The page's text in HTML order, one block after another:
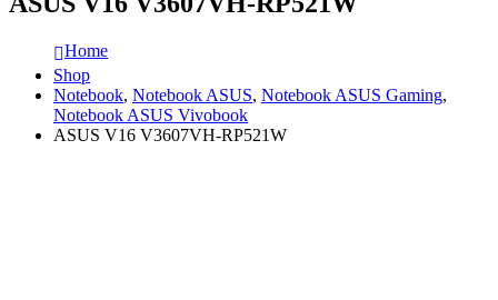
Home
Shop
Notebook, Notebook ASUS, Notebook ASUS Gaming,
Notebook ASUS Vivobook
ASUS V16 V3607VH-RP521W